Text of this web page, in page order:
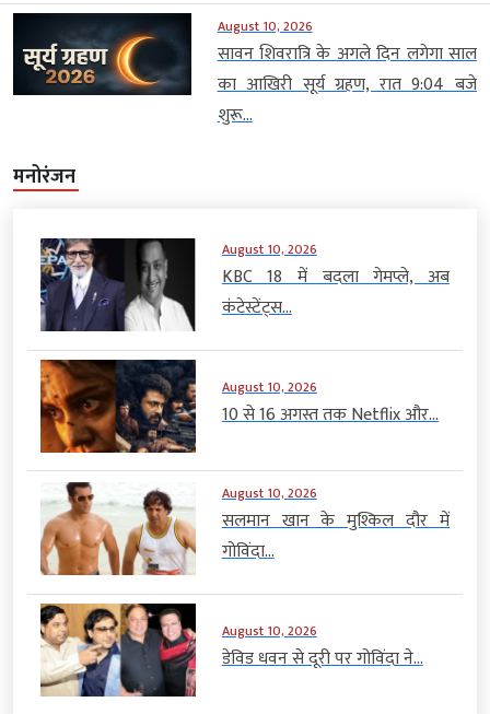
August 10, 2026
सावन शिवरात्रि के अगले दिन लगेगा साल
का आखिरी सूर्य ग्रहण, रात 9:04 बजे
शुरू...
मनोरंजन
August 10, 2026
KBC 18 में बदला गेमप्ले, अब
कंटेस्टेंट्स...
August 10, 2026
10 से 16 अगस्त तक Netflix और...
August 10, 2026
सलमान खान के मुश्किल दौर में
गोविंदा...
August 10, 2026
डेविड धवन से दूरी पर गोविंदा ने...